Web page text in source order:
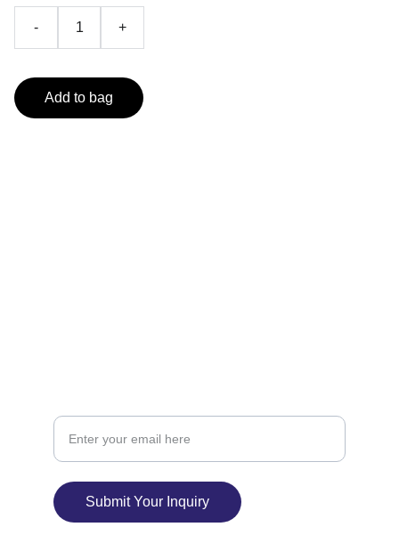
- +
Add to bag
Submit Your Inquiry